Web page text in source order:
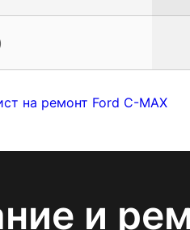
на ремонт Ford C-MAX
и